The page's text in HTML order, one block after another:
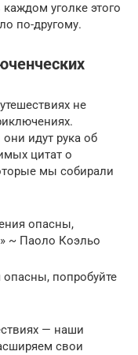
уголке этого
по-другому.
не
идут рука об
цитат о
мы собирали
опасны,
~ Паоло Коэльо
попробуйте
— наши
свои